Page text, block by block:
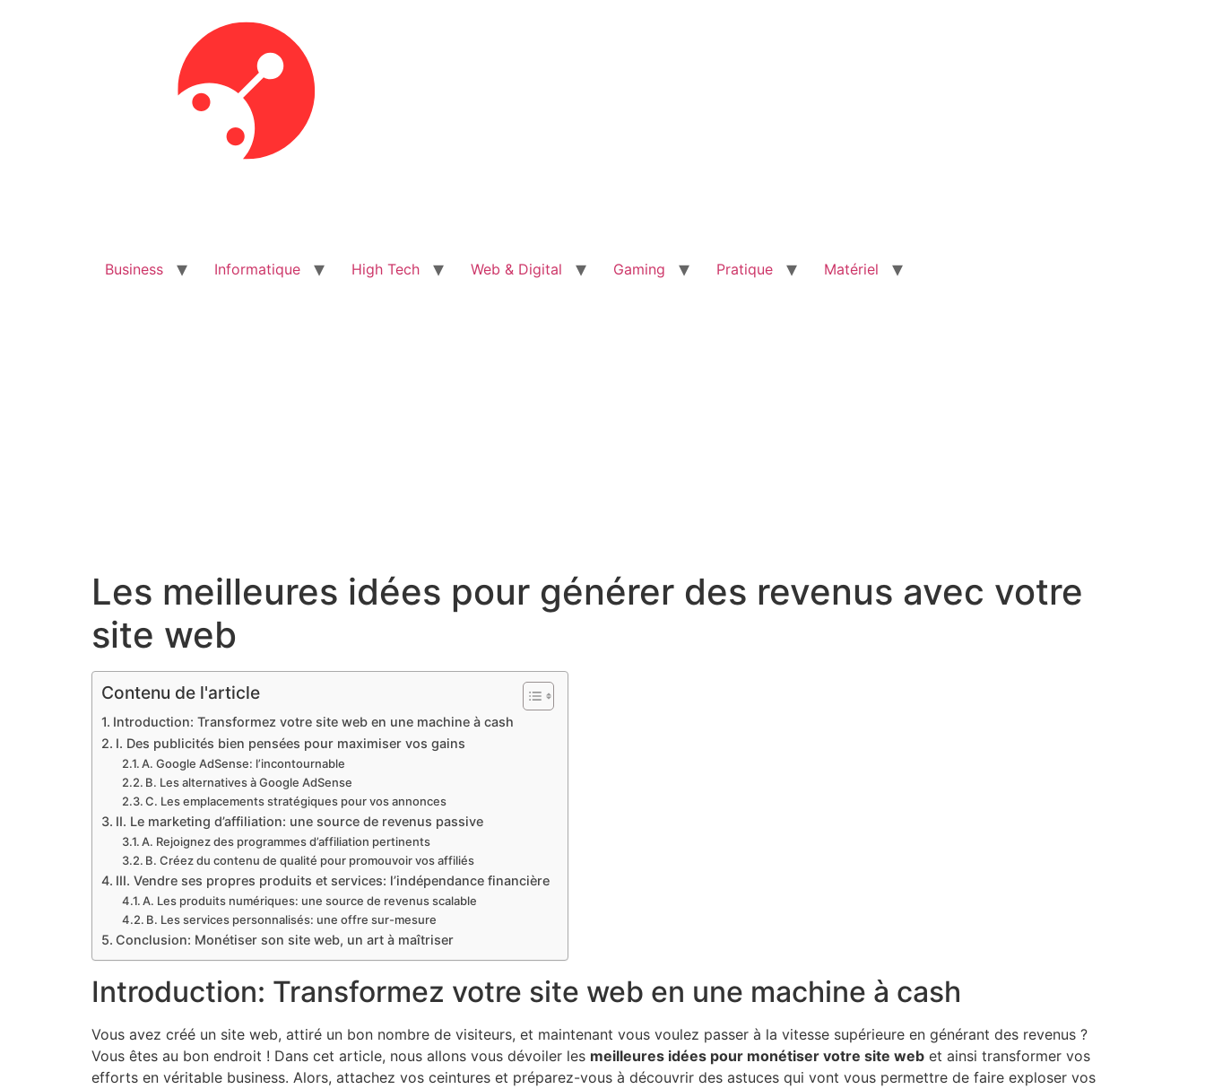
Business Informatique High Tech Web & Digital Gaming Pratique Matériel
Les meilleures idées pour générer des revenus avec votre
site web
Contenu de l'article
Introduction: Transformez votre site web en une machine à cash
I. Des publicités bien pensées pour maximiser vos gains
A. Google AdSense: l’incontournable
B. Les alternatives à Google AdSense
C. Les emplacements stratégiques pour vos annonces
II. Le marketing d’affiliation: une source de revenus passive
A. Rejoignez des programmes d’affiliation pertinents
B. Créez du contenu de qualité pour promouvoir vos affiliés
III. Vendre ses propres produits et services: l’indépendance financière
A. Les produits numériques: une source de revenus scalable
B. Les services personnalisés: une offre sur-mesure
Conclusion: Monétiser son site web, un art à maîtriser
Introduction: Transformez votre site web en une machine à cash
Vous avez créé un site web, attiré un bon nombre de visiteurs, et maintenant vous voulez passer à la vitesse supérieure en générant des revenus ?
Vous êtes au bon endroit ! Dans cet article, nous allons vous dévoiler les meilleures idées pour monétiser votre site web et ainsi transformer vos
efforts en véritable business. Alors, attachez vos ceintures et préparez-vous à découvrir des astuces qui vont vous permettre de faire exploser vos